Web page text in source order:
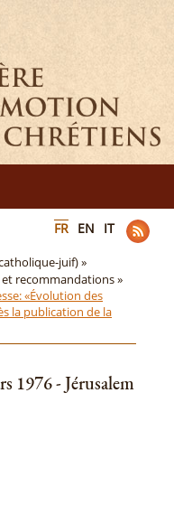
FR EN IT
juif) »
recommandations »
«Évolution des
la publication de la
1976 - Jérusalem